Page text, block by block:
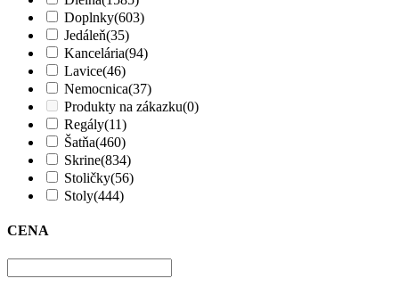
Doplnky(603)
Jedáleň(35)
Kancelária(94)
Lavice(46)
Nemocnica(37)
Produkty na zákazku(0)
Regály(11)
Šatňa(460)
Skrine(834)
Stoličky(56)
Stoly(444)
CENA